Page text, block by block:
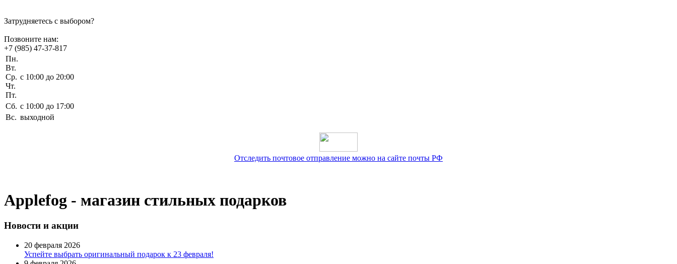
Затрудняетесь с выбором?
Позвоните нам:
+7 (985) 47-37-817
Пн.
Вт.
Ср.
Чт.
Пт.
c 10:00 до 20:00
Сб. c 10:00 до 17:00
Вс. выходной
Отследить почтовое отправление можно на сайте почты РФ
Applefog - магазин стильных подарков
Новости и акции
20 февраля 2026
Успейте выбрать оригинальный подарок к 23 февраля!